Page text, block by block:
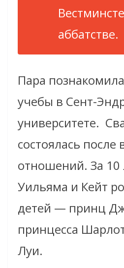
аббатстве.
Пара
учебы в Сент-
университете.
состоялась после
отношений. За 10
Уильяма и Кейт
детей — принц
принцесса
Луи.